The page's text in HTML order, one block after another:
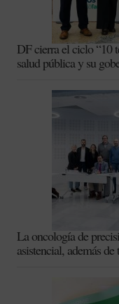
DF cierra el ciclo “10
salud pública y su
La oncología de
asistencial, además